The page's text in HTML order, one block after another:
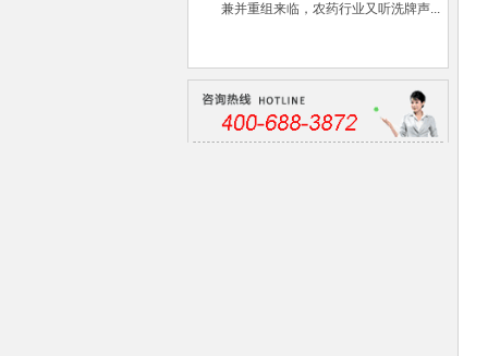
兼并重组来临，农药行业又听洗牌声...